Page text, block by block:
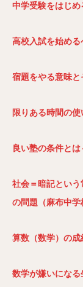
中学受験をはじ
高校入試を始め
宿題をやる意味
限りある時間の
良い塾の条件と
社会＝暗記とい
の問題（麻布中学
算数（数学）の
数学が嫌いにな